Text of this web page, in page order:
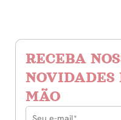
RECEBA
MÃO